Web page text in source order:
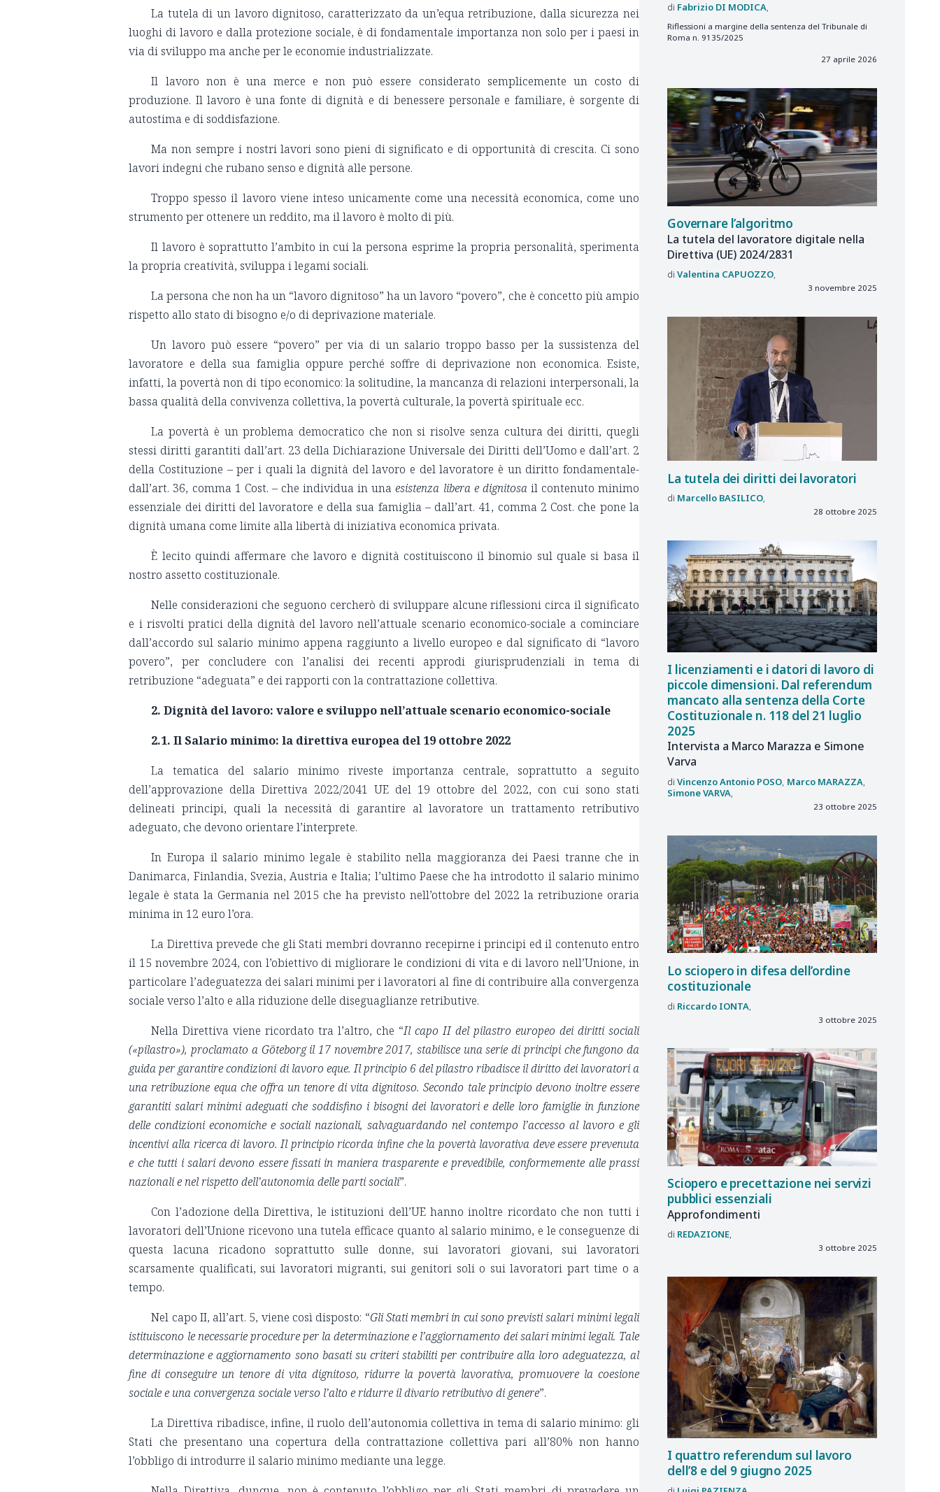
La tutela di un lavoro dignitoso, caratterizzato da un’equa retribuzione, dalla sicurezza nei
luoghi di lavoro e dalla protezione sociale, è di fondamentale importanza non solo per i paesi in
via di sviluppo ma anche per le economie industrializzate.
Il lavoro non è una merce e non può essere considerato semplicemente un costo di
produzione. Il lavoro è una fonte di dignità e di benessere personale e familiare, è sorgente di
autostima e di soddisfazione.
Ma non sempre i nostri lavori sono pieni di significato e di opportunità di crescita. Ci sono
lavori indegni che rubano senso e dignità alle persone.
Troppo spesso il lavoro viene inteso unicamente come una necessità economica, come uno
strumento per ottenere un reddito, ma il lavoro è molto di più.
Il lavoro è soprattutto l’ambito in cui la persona esprime la propria personalità, sperimenta
la propria creatività, sviluppa i legami sociali.
La persona che non ha un “lavoro dignitoso” ha un lavoro “povero”, che è concetto più ampio
rispetto allo stato di bisogno e/o di deprivazione materiale.
Un lavoro può essere “povero” per via di un salario troppo basso per la sussistenza del
lavoratore e della sua famiglia oppure perché soffre di deprivazione non economica. Esiste,
infatti, la povertà non di tipo economico: la solitudine, la mancanza di relazioni interpersonali, la
bassa qualità della convivenza collettiva, la povertà culturale, la povertà spirituale ecc.
La povertà è un problema democratico che non si risolve senza cultura dei diritti, quegli
stessi diritti garantiti dall’art. 23 della Dichiarazione Universale dei Diritti dell’Uomo e dall’art. 2
della Costituzione – per i quali la dignità del lavoro e del lavoratore è un diritto fondamentale-
dall’art. 36, comma 1 Cost. – che individua in unaesistenza libera e dignitosail contenuto minimo
essenziale dei diritti del lavoratore e della sua famiglia – dall’art. 41, comma 2 Cost. che pone la
dignità umana come limite alla libertà di iniziativa economica privata.
È lecito quindi affermare che lavoro e dignità costituiscono il binomio sul quale si basa il
nostro assetto costituzionale.
Nelle considerazioni che seguono cercherò di sviluppare alcune riflessioni circa il significato
e i risvolti pratici della dignità del lavoro nell’attuale scenario economico-sociale a cominciare
dall’accordo sul salario minimo appena raggiunto a livello europeo e dal significato di “lavoro
povero”, per concludere con l’analisi dei recenti approdi giurisprudenziali in tema di
retribuzione “adeguata” e dei rapporti con la contrattazione collettiva.
2. Dignità del lavoro: valore e sviluppo nell’attuale scenario economico-sociale
2.1. Il Salario minimo: la direttiva europea del 19 ottobre 2022
La tematica del salario minimo riveste importanza centrale, soprattutto a seguito
dell’approvazione della Direttiva 2022/2041 UE del 19 ottobre del 2022, con cui sono stati
delineati principi, quali la necessità di garantire al lavoratore un trattamento retributivo
adeguato, che devono orientare l’interprete.
In Europa il salario minimo legale è stabilito nella maggioranza dei Paesi tranne che in
Danimarca, Finlandia, Svezia, Austria e Italia; l’ultimo Paese che ha introdotto il salario minimo
legale è stata la Germania nel 2015 che ha previsto nell’ottobre del 2022 la retribuzione oraria
minima in 12 euro l’ora.
La Direttiva prevede che gli Stati membri dovranno recepirne i principi ed il contenuto entro
il 15 novembre 2024, con l’obiettivo di migliorare le condizioni di vita e di lavoro nell’Unione, in
particolare l’adeguatezza dei salari minimi per i lavoratori al fine di contribuire alla convergenza
sociale verso l’alto e alla riduzione delle diseguaglianze retributive.
Nella Direttiva viene ricordato tra l’altro, che “Il capo II del pilastro europeo dei diritti sociali
(«pilastro»), proclamato a Göteborg il 17 novembre 2017, stabilisce una serie di principi che fungono da
guida per garantire condizioni di lavoro eque. Il principio 6 del pilastro ribadisce il diritto dei lavoratori a
una retribuzione equa che offra un tenore di vita dignitoso. Secondo tale principio devono inoltre essere
garantiti salari minimi adeguati che soddisfino i bisogni dei lavoratori e delle loro famiglie in funzione
delle condizioni economiche e sociali nazionali, salvaguardando nel contempo l’accesso al lavoro e gli
incentivi alla ricerca di lavoro. Il principio ricorda infine che la povertà lavorativa deve essere prevenuta
e che tutti i salari devono essere fissati in maniera trasparente e prevedibile, conformemente alle prassi
nazionali e nel rispetto dell’autonomia delle parti sociali”.
Con l’adozione della Direttiva, le istituzioni dell’UE hanno inoltre ricordato che non tutti i
lavoratori dell’Unione ricevono una tutela efficace quanto al salario minimo, e le conseguenze di
questa lacuna ricadono soprattutto sulle donne, sui lavoratori giovani, sui lavoratori
scarsamente qualificati, sui lavoratori migranti, sui genitori soli o sui lavoratori part time o a
tempo.
Nel capo II, all’art. 5, viene così disposto: “Gli Stati membri in cui sono previsti salari minimi legali
istituiscono le necessarie procedure per la determinazione e l’aggiornamento dei salari minimi legali. Tale
determinazione e aggiornamento sono basati su criteri stabiliti per contribuire alla loro adeguatezza, al
fine di conseguire un tenore di vita dignitoso, ridurre la povertà lavorativa, promuovere la coesione
sociale e una convergenza sociale verso l’alto e ridurre il divario retributivo di genere”.
La Direttiva ribadisce, infine, il ruolo dell’autonomia collettiva in tema di salario minimo: gli
Stati che presentano una copertura della contrattazione collettiva pari all’80% non hanno
l’obbligo di introdurre il salario minimo mediante una legge.
Fabrizio DI MODICA
Riflessioni a margine della sentenza del Tribunale di
Roma n. 9135/2025
27 aprile 2026
Governare l’algoritmo
La tutela del lavoratore digitale nella
Direttiva (UE) 2024/2831
Valentina CAPUOZZO
3 novembre 2025
La tutela dei diritti dei lavoratori
Marcello BASILICO
28 ottobre 2025
I licenziamenti e i datori di lavoro di
piccole dimensioni. Dal referendum
mancato alla sentenza della Corte
Costituzionale n. 118 del 21 luglio
2025
Intervista a Marco Marazza e Simone
Varva
Vincenzo Antonio POSO Marco MARAZZA
SimoneVARVA
23 ottobre 2025
Lo sciopero in difesa dell’ordine
costituzionale
Riccardo IONTA
3 ottobre 2025
Sciopero e precettazione nei servizi
pubblici essenziali
Approfondimenti
REDAZIONE
3 ottobre 2025
I quattro referendum sul lavoro
dell’8 e del 9 giugno 2025